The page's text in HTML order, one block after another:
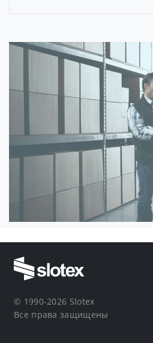
© 1990-2026 Slotex
Все права защищены